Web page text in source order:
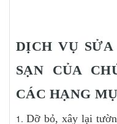
DỊCH VỤ
SẠN CỦA
CÁC HẠNG
Dỡ bỏ, xây lại